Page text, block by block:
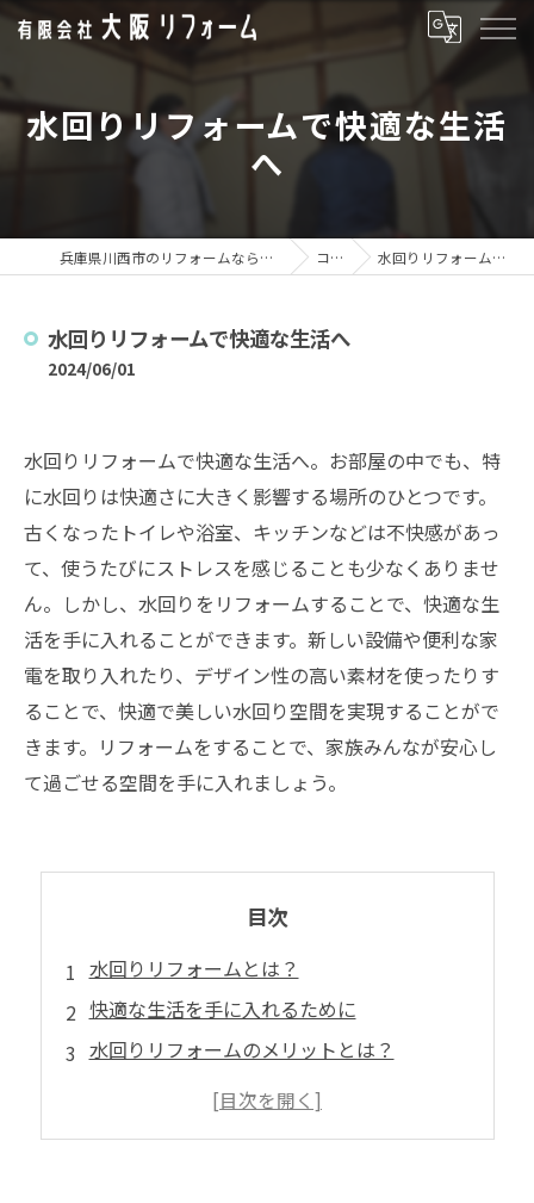
水回りリフォームで快適な生活
へ
兵庫県川西市のリフォームなら有限会社大阪リフォーム コラム 水回りリフォームで快適な生活へ
水回りリフォームで快適な生活へ
2024/06/01
水回りリフォームで快適な生活へ。お部屋の中でも、特
に水回りは快適さに大きく影響する場所のひとつです。
古くなったトイレや浴室、キッチンなどは不快感があっ
て、使うたびにストレスを感じることも少なくありませ
ん。しかし、水回りをリフォームすることで、快適な生
活を手に入れることができます。新しい設備や便利な家
電を取り入れたり、デザイン性の高い素材を使ったりす
ることで、快適で美しい水回り空間を実現することがで
きます。リフォームをすることで、家族みんなが安心し
て過ごせる空間を手に入れましょう。
目次
水回りリフォームとは？
快適な生活を手に入れるために
水回りリフォームのメリットとは？
注目のリフォームアイテム